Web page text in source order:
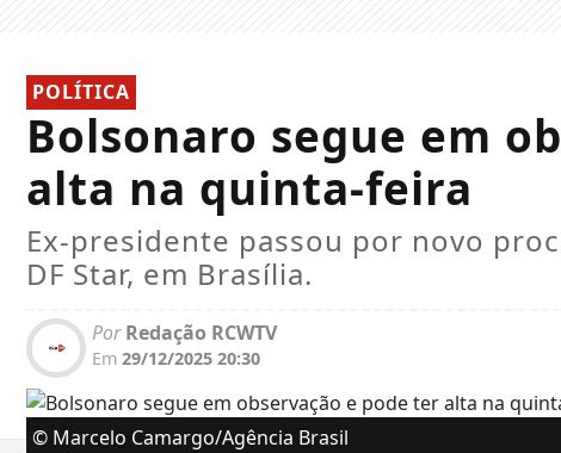
POLÍTICA
Bolsonaro segue em
alta na quinta-feira
Ex-presidente passou por novo
DF Star, em Brasília.
PorRedação RCWTV
Em 29/12/2025 20:30
© Marcelo Camargo/Agência Brasil